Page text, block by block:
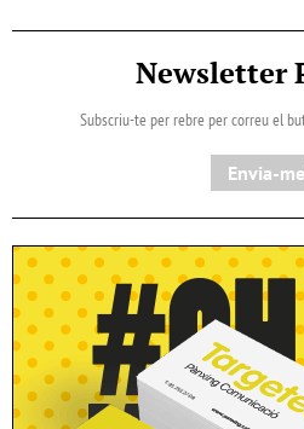
Newsletter
Subscriu-te per rebre per correu el
Envia-